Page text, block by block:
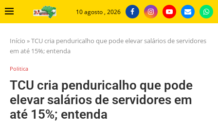
10 agosto , 2026
Início »TCU cria penduricalho que pode elevar salários de servidores
em até 15%; entenda
Politica
TCU cria penduricalho que pode
elevar salários de servidores em
até 15%; entenda